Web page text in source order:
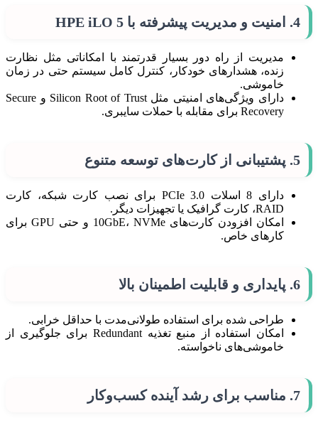
4. امنیت و مدیریت پیشرفته با HPE iLO 5
مدیریت از راه دور بسیار قدرتمند با امکاناتی مثل نظارت
زنده، هشدارهای خودکار، کنترل کامل سیستم حتی در زمان
خاموشی.
دارای ویژگی‌های امنیتی مثل Silicon Root of Trust و Secure
Recovery برای مقابله با حملات سایبری.
5. پشتیبانی از کارت‌های توسعه متنوع
دارای 8 اسلات PCIe 3.0 برای نصب کارت شبکه، کارت
RAID، کارت گرافیک یا تجهیزات دیگر.
امکان افزودن کارت‌های 10GbE، NVMe و حتی GPU برای
کارهای خاص.
6. پایداری و قابلیت اطمینان بالا
طراحی شده برای استفاده طولانی‌مدت با حداقل خرابی.
امکان استفاده از منبع تغذیه Redundant برای جلوگیری از
خاموشی‌های ناخواسته.
7. مناسب برای رشد آینده کسب‌وکار